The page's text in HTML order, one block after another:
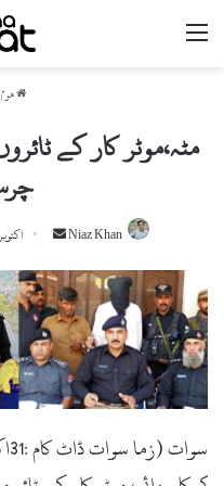
ھوم
Niaz Khan
n
d
a
n
e
a
اکتوبر 31,